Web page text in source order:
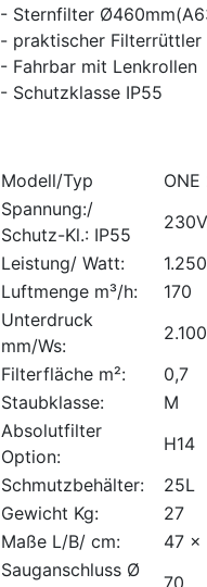
- Sternfilter
- praktischer Filterrüttler
- Fahrbar mit Lenkrollen
- Schutzklasse IP55
Modell/Typ ONE
Spannung:/
Schutz-Kl.: IP55
Leistung/ Watt:
1.250
Luftmenge m³/h:
170
Unterdruck
mm/Ws:
2.100
Filterfläche m²:
0,7
Staubklasse:
M
Absolutfilter
Option:
H14
Schmutzbehälter:
25L
Gewicht Kg:
27
Maße L/B/ cm:
47 x
Sauganschluss Ø
70